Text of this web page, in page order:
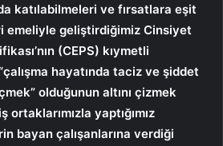
katılabilmeleri ve fırsatlara eşit
emeliyle geliştirdiğimiz Cinsiyet
(CEPS) kıymetli
hayatında taciz ve şiddet
olduğunun altını çizmek
yaptığımız
bayan çalışanlarına verdiği